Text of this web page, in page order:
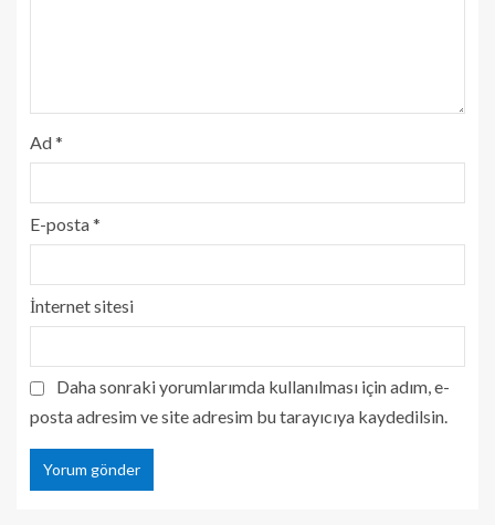
Ad*
E-posta*
İnternet sitesi
Daha sonraki yorumlarımda kullanılması için adım, e-
posta adresim ve site adresim bu tarayıcıya kaydedilsin.